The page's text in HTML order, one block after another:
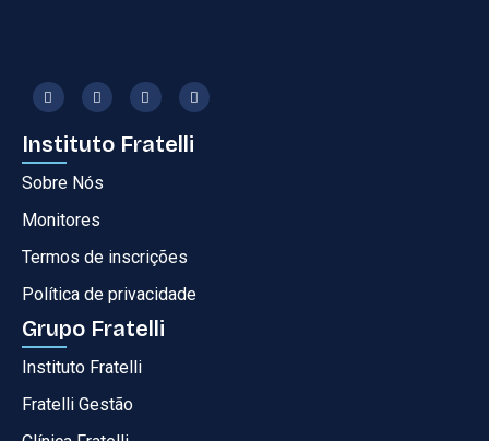
Instituto Fratelli
Sobre Nós
Monitores
Termos de inscrições
Política de privacidade
Grupo Fratelli
Instituto Fratelli
Fratelli Gestão